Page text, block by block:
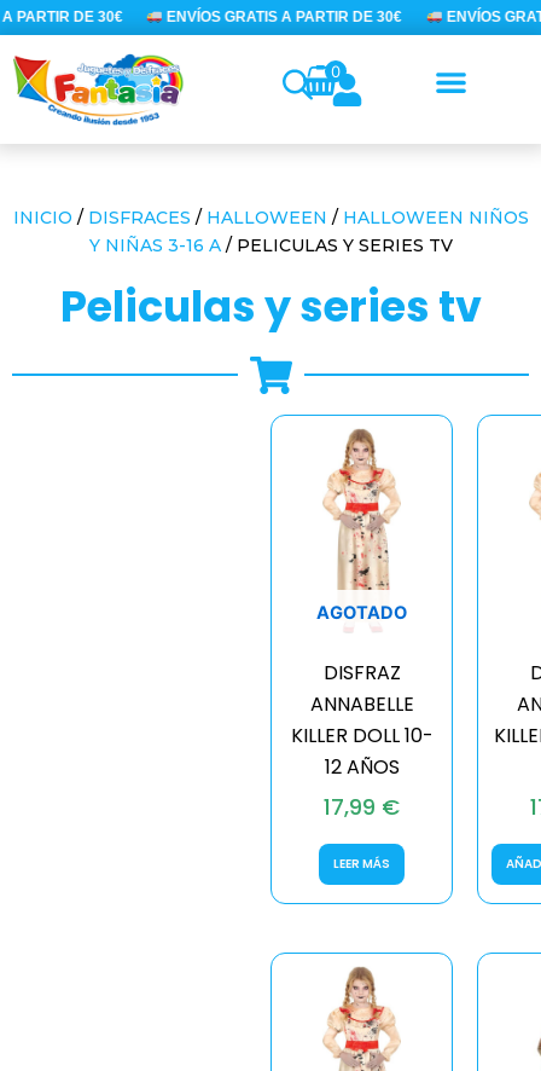
Ir
al
contenido
PARTIR DE 30€ ENVÍOS GRATIS A PARTIR DE 30€ ENVÍOS
0
INICIO / DISFRACES / HALLOWEEN / HALLOWEEN NIÑOS
Y NIÑAS 3-16 A/ PELICULAS Y SERIES TV
peliculas y series tv
AGOTADO
DISFRAZ
ANNABELLE
KILLER DOLL 10-
12 AÑOS
17,99 €
LEER MÁS